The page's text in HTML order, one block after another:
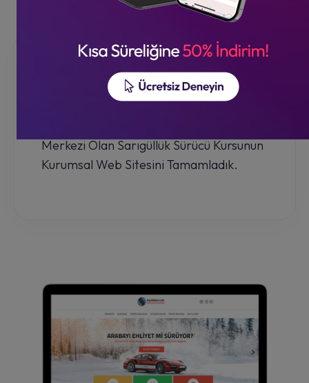
Merkezi Olan Sarıgüllük Sürücü Kursunun
Kurumsal Web Sitesini Tamamladık.